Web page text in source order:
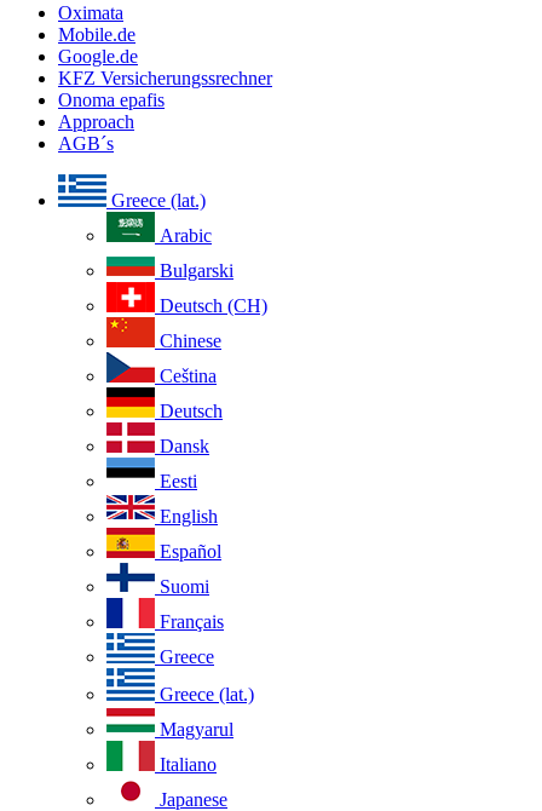
Oximata
Mobile.de
Google.de
KFZ Versicherungssrechner
Onoma epafis
Approach
AGB´s
Greece (lat.)
Arabic
Bulgarski
Deutsch (CH)
Chinese
Ceština
Deutsch
Dansk
Eesti
English
Español
Suomi
Français
Greece
Greece (lat.)
Magyarul
Italiano
Japanese